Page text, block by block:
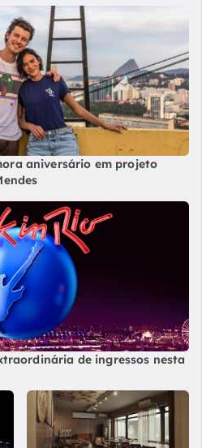
aniversário em projeto
de ingressos nesta